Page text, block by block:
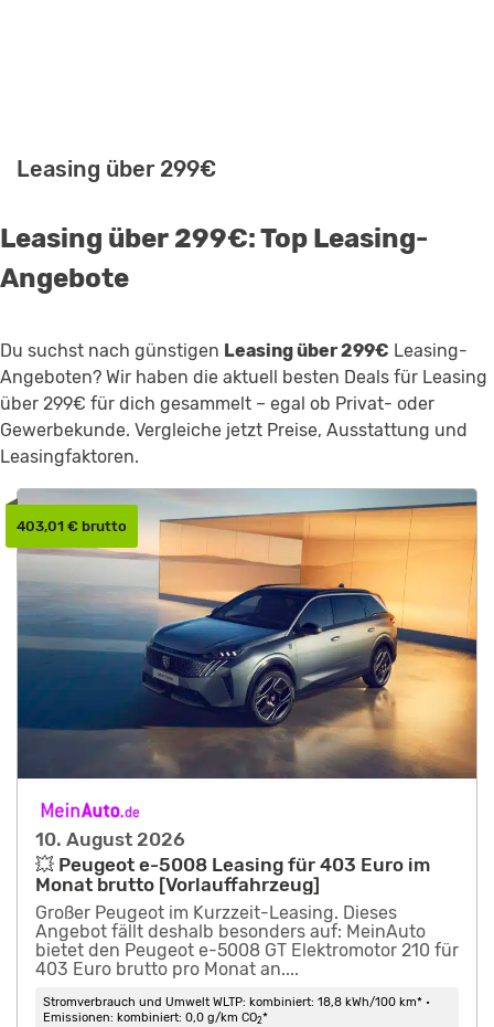
Leasing über 299€
Leasing über 299€: Top Leasing-
Angebote
Du suchst nach günstigen Leasing über 299€ Leasing-
Angeboten? Wir haben die aktuell besten Deals für Leasing
über 299€ für dich gesammelt – egal ob Privat- oder
Gewerbekunde. Vergleiche jetzt Preise, Ausstattung und
Leasingfaktoren.
10. August 2026
💥 Peugeot e-5008 Leasing für 403 Euro im
Monat brutto [Vorlauffahrzeug]
Großer Peugeot im Kurzzeit-Leasing. Dieses
Angebot fällt deshalb besonders auf: MeinAuto
bietet den Peugeot e-5008 GT Elektromotor 210 für
403 Euro brutto pro Monat an....
Stromverbrauch und Umwelt WLTP: kombiniert: 18,8 kWh/100 km* •
Emissionen: kombiniert: 0,0 g/km CO2*
403,01 € brutto